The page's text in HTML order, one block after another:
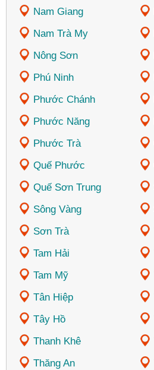
Nam Giang
Nam Trà My
Nông Sơn
Phú Ninh
Phước Chánh
Phước Năng
Phước Trà
Quế Phước
Quế Sơn Trung
Sông Vàng
Sơn Trà
Tam Hải
Tam Mỹ
Tân Hiệp
Tây Hồ
Thanh Khê
Thăng An